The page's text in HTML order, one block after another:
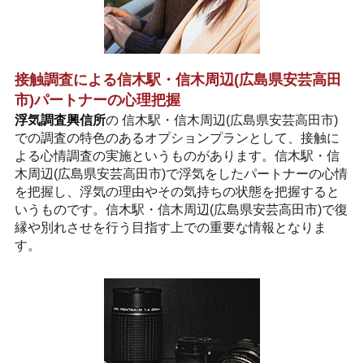
接触調査による信木駅・信木周辺(広島県安芸高田
市)パートナーの心理把握
浮気調査興信所の 信木駅・信木周辺(広島県安芸高田市)
での調査の特色のあるオプションプランとして、接触に
よる心情調査の実施というものがあります。信木駅・信
木周辺(広島県安芸高田市)で浮気をしたパートナーの心情
を把握し、浮気の理由やその気持ちの状態を把握すると
いうものです。信木駅・信木周辺(広島県安芸高田市)で復
縁や別れさせを行う目指す上での重要な情報となりま
す。